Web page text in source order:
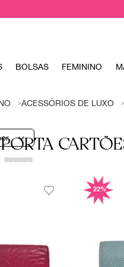
BOLSAS FEMININO
ACESSÓRIOS DE LUXO
22%